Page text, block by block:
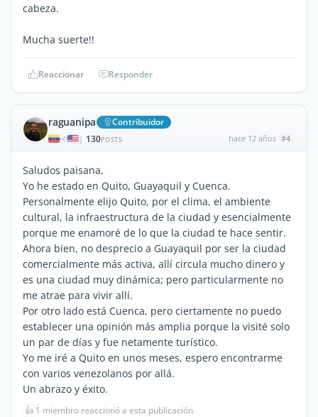
cabeza.
Mucha suerte!!
Reaccionar Responder
raguanipa Contribuidor
| 130POSTS hace 12 años #4
Saludos paisana,
Yo he estado en Quito, Guayaquil y Cuenca.
Personalmente elijo Quito, por el clima, el ambiente
cultural, la infraestructura de la ciudad y esencialmente
porque me enamoré de lo que la ciudad te hace sentir.
Ahora bien, no desprecio a Guayaquil por ser la ciudad
comercialmente más activa, allí circula mucho dinero y
es una ciudad muy dinámica; pero particularmente no
me atrae para vivir allí.
Por otro lado está Cuenca, pero ciertamente no puedo
establecer una opinión más amplia porque la visité solo
un par de días y fue netamente turístico.
Yo me iré a Quito en unos meses, espero encontrarme
con varios venezolanos por allá.
Un abrazo y éxito.
👍 1 miembro reaccionó a esta publicación